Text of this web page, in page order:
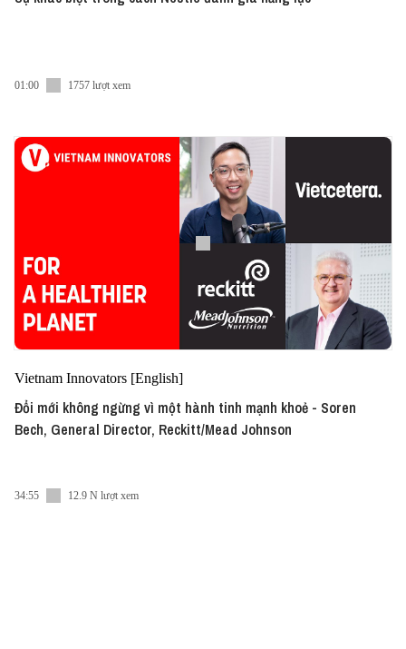
01:00 1757 lượt xem
Vietnam Innovators [English]
Đổi mới không ngừng vì một hành tinh mạnh khoẻ - Soren
Bech, General Director, Reckitt/Mead Johnson
34:55 12.9 N lượt xem